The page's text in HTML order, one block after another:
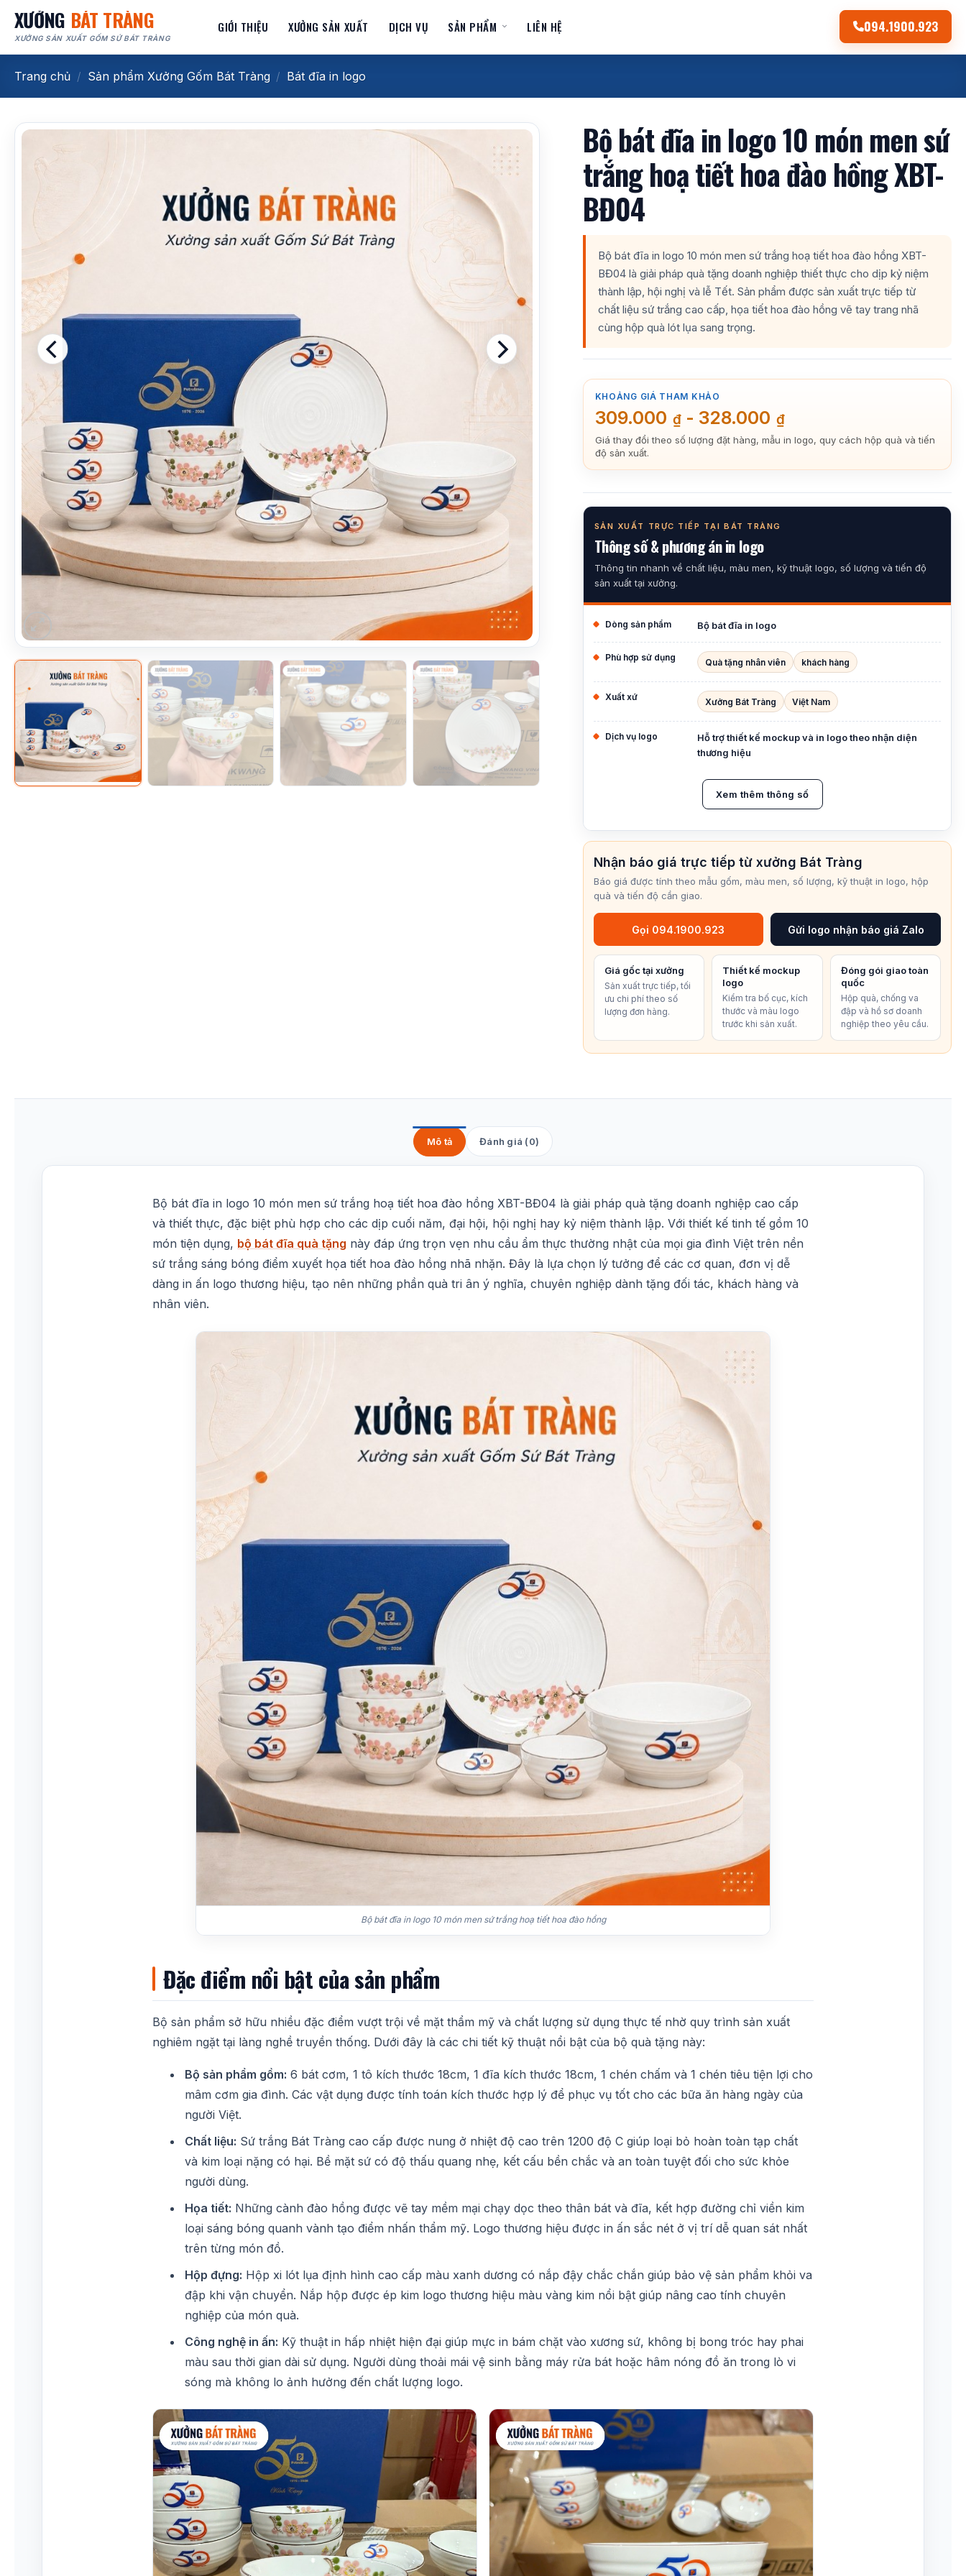
quaXƯỞNG BÁT TRÀNG
XƯỞNG SẢN XUẤT GỐM SỨ BÁT TRÀNG
GIỚI THIỆU XƯỞNG SẢN XUẤT DỊCH VỤ SẢN PHẨM LIÊN HỆ 094.1900.923
Trang chủ / Sản phẩm Xưởng Gốm Bát Tràng / Bát đĩa in logo
Bộ bát đĩa in logo 10 món men sứ
trắng hoạ tiết hoa đào hồng XBT-
BĐ04
Bộ bát đĩa in logo 10 món men sứ trắng hoạ tiết hoa đào hồng XBT-
BĐ04 là giải pháp quà tặng doanh nghiệp thiết thực cho dịp kỷ niệm
thành lập, hội nghị và lễ Tết. Sản phẩm được sản xuất trực tiếp từ
chất liệu sứ trắng cao cấp, họa tiết hoa đào hồng vẽ tay trang nhã
cùng hộp quà lót lụa sang trọng.
KHOẢNG GIÁ THAM KHẢO
309.000 ₫- 328.000 ₫
Giá thay đổi theo số lượng đặt hàng, mẫu in logo, quy cách hộp quà và tiến
độ sản xuất.
SẢN XUẤT TRỰC TIẾP TẠI BÁT TRÀNG
Thông số & phương án in logo
Thông tin nhanh về chất liệu, màu men, kỹ thuật logo, số lượng và tiến độ
sản xuất tại xưởng.
Dòng sản phẩm Bộ bát đĩa in logo
Phù hợp sử dụng Quà tặng nhân viên khách hàng
Xuất xứ Xưởng Bát Tràng Việt Nam
Dịch vụ logo
Hỗ trợ thiết kế mockup và in logo theo nhận diện
thương hiệu
Xem thêm thông số
Nhận báo giá trực tiếp từ xưởng Bát Tràng
Báo giá được tính theo mẫu gốm, màu men, số lượng, kỹ thuật in logo, hộp
quà và tiến độ cần giao.
Gọi 094.1900.923 Gửi logo nhận báo giá Zalo
Giá gốc tại xưởng
Sản xuất trực tiếp, tối
ưu chi phí theo số
lượng đơn hàng.
Thiết kế mockup
logo
Kiểm tra bố cục, kích
thước và màu logo
trước khi sản xuất.
Đóng gói giao toàn
quốc
Hộp quà, chống va
đập và hồ sơ doanh
nghiệp theo yêu cầu.
Mô tả Đánh giá (0)
Bộ bát đĩa in logo 10 món men sứ trắng hoạ tiết hoa đào hồng XBT-BĐ04 là giải pháp quà tặng doanh nghiệp cao cấp
và thiết thực, đặc biệt phù hợp cho các dịp cuối năm, đại hội, hội nghị hay kỷ niệm thành lập. Với thiết kế tinh tế gồm 10
món tiện dụng, bộ bát đĩa quà tặng này đáp ứng trọn vẹn nhu cầu ẩm thực thường nhật của mọi gia đình Việt trên nền
sứ trắng sáng bóng điểm xuyết họa tiết hoa đào hồng nhã nhặn. Đây là lựa chọn lý tưởng để các cơ quan, đơn vị dễ
dàng in ấn logo thương hiệu, tạo nên những phần quà tri ân ý nghĩa, chuyên nghiệp dành tặng đối tác, khách hàng và
nhân viên.
Bộ bát đĩa in logo 10 món men sứ trắng hoạ tiết hoa đào hồng
Đặc điểm nổi bật của sản phẩm
Bộ sản phẩm sở hữu nhiều đặc điểm vượt trội về mặt thẩm mỹ và chất lượng sử dụng thực tế nhờ quy trình sản xuất
nghiêm ngặt tại làng nghề truyền thống. Dưới đây là các chi tiết kỹ thuật nổi bật của bộ quà tặng này:
Bộ sản phẩm gồm: 6 bát cơm, 1 tô kích thước 18cm, 1 đĩa kích thước 18cm, 1 chén chấm và 1 chén tiêu tiện lợi cho
mâm cơm gia đình. Các vật dụng được tính toán kích thước hợp lý để phục vụ tốt cho các bữa ăn hàng ngày của
người Việt.
Chất liệu: Sứ trắng Bát Tràng cao cấp được nung ở nhiệt độ cao trên 1200 độ C giúp loại bỏ hoàn toàn tạp chất
và kim loại nặng có hại. Bề mặt sứ có độ thấu quang nhẹ, kết cấu bền chắc và an toàn tuyệt đối cho sức khỏe
người dùng.
Họa tiết: Những cành đào hồng được vẽ tay mềm mại chạy dọc theo thân bát và đĩa, kết hợp đường chỉ viền kim
loại sáng bóng quanh vành tạo điểm nhấn thẩm mỹ. Logo thương hiệu được in ấn sắc nét ở vị trí dễ quan sát nhất
trên từng món đồ.
Hộp đựng: Hộp xi lót lụa định hình cao cấp màu xanh dương có nắp đậy chắc chắn giúp bảo vệ sản phẩm khỏi va
đập khi vận chuyển. Nắp hộp được ép kim logo thương hiệu màu vàng kim nổi bật giúp nâng cao tính chuyên
nghiệp của món quà.
Công nghệ in ấn: Kỹ thuật in hấp nhiệt hiện đại giúp mực in bám chặt vào xương sứ, không bị bong tróc hay phai
màu sau thời gian dài sử dụng. Người dùng thoải mái vệ sinh bằng máy rửa bát hoặc hâm nóng đồ ăn trong lò vi
sóng mà không lo ảnh hưởng đến chất lượng logo.